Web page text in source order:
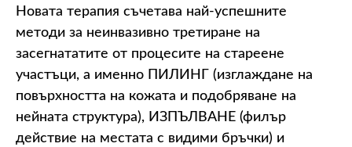
Новата терапия съчетава най-успешните
методи за неинвазивно третиране на
засегнататите от процесите на стареене
участъци, а именно ПИЛИНГ (изглаждане на
повърхността на кожата и подобряване на
нейната структура), ИЗПЪЛВАНЕ (филър
действие на местата с видими бръчки) и